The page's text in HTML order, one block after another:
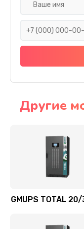
Другие
GMUPS TOTAL